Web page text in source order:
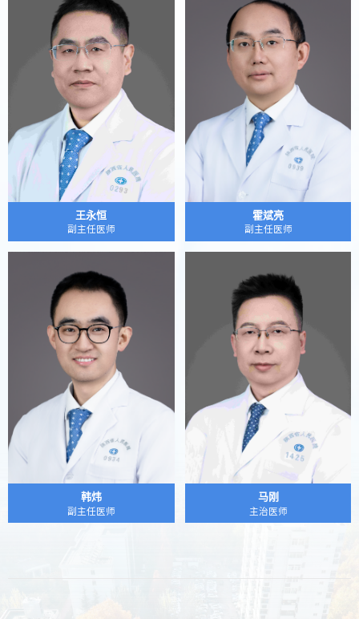
王永恒
副主任医师
霍斌亮
副主任医师
韩炜
副主任医师
马刚
主治医师